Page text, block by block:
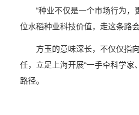
“种业不仅是一个市场行为
位水稻种业科技价值，走这条路
方玉的意味深长，不仅仅指
任，立足上海开展“一手牵科学
路径。